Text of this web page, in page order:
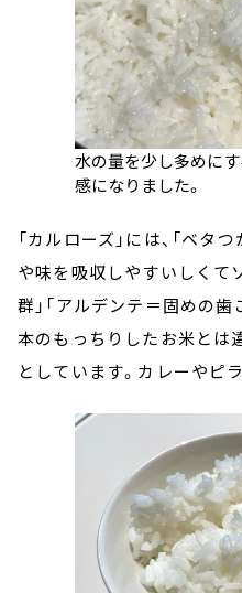
水の量を少し多めに
感になりました。
「カルローズ」には、「ベタ
や味を吸収しやすいしくて
群」「アルデンテ＝固めの歯
本のもっちりしたお米とは
としています。カレーやピ